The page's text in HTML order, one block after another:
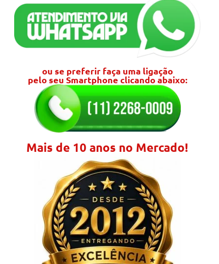
ou se preferir faça uma ligação
pelo seu Smartphone clicando abaixo:
Mais de 10 anos no Mercado!